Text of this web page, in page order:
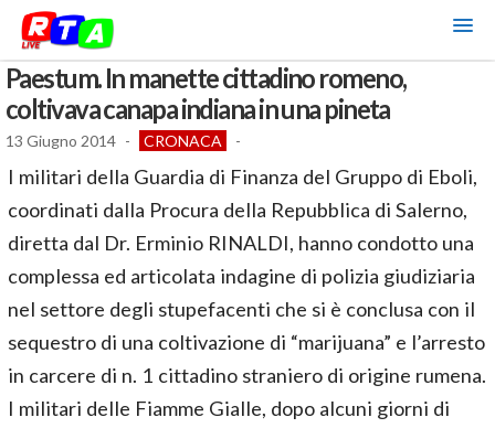
Paestum. In manette cittadino romeno,
coltivava canapa indiana in una pineta
13 Giugno 2014 - CRONACA -
I militari della Guardia di Finanza del Gruppo di Eboli,
coordinati dalla Procura della Repubblica di Salerno,
diretta dal Dr. Erminio RINALDI, hanno condotto una
complessa ed articolata indagine di polizia giudiziaria
nel settore degli stupefacenti che si è conclusa con il
sequestro di una coltivazione di “marijuana” e l’arresto
in carcere di n. 1 cittadino straniero di origine rumena.
I militari delle Fiamme Gialle, dopo alcuni giorni di